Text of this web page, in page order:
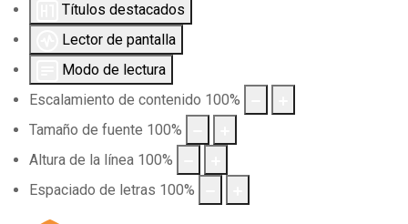
Títulos destacados
Lector de pantalla
Modo de lectura
Escalamiento de contenido 100%
Tamaño de fuente 100%
Altura de la línea 100%
Espaciado de letras 100%